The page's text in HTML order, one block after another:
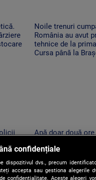
Noile trenuri
România au avut
tehnice de la
Cursa până la
la Arad
Apă doar două
sunt revoltați: apa
vine la ore
confidențiale
dispozitivul dvs., precum
accepta sau gestiona alegerile
confidențialitate. Aceste alegeri